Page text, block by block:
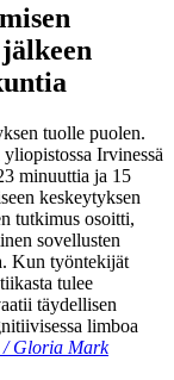
tuolle puolen.
Irvinessä
minuuttia ja 15
keskeytyksen
tutkimus osoitti,
sovellusten
Kun työntekijät
tulee
täydellisen
limboa
Gloria Mark